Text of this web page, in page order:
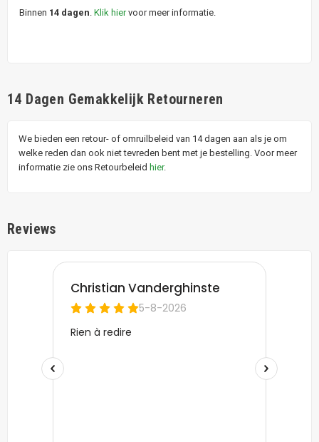
Binnen 14 dagen. Klik hiervoor meer informatie.
14 Dagen Gemakkelijk Retourneren
We bieden een retour- of omruilbeleid van 14 dagen aan als je om
welke reden dan ook niet tevreden bent met je bestelling. Voor meer
informatie zie ons Retourbeleid hier.
Reviews